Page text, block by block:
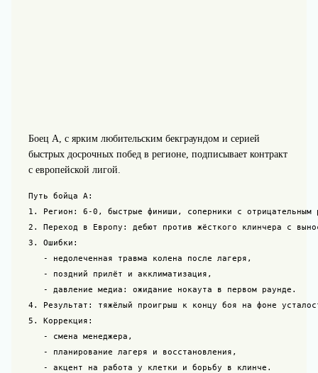
Боец А, с ярким любительским бекграундом и серией
быстрых досрочных побед в регионе, подписывает контракт
с европейской лигой.
Путь бойца А:
1. Регион: 6-0, быстрые финиши, соперники с отрицательным
2. Переход в Европу: дебют против жёсткого клинчера с
3. Ошибки:
   - недолеченная травма колена после лагеря,
   - поздний прилёт и акклиматизация,
   - давление медиа: ожидание нокаута в первом раунде.
4. Результат: тяжёлый проигрыш к концу боя на фоне
5. Коррекция:
   - смена менеджера,
   - планирование лагеря и восстановления,
   - акцент на работа у клетки и борьбу в клинче.